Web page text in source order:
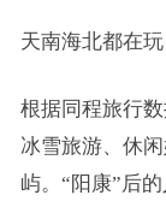
天南海北都在玩
根据同程旅行
冰雪旅游、休
屿。“阳康”后